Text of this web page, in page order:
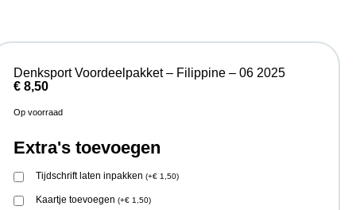
Denksport Voordeelpakket – Filippine – 06 2025
€8,50
Op voorraad
Extra's toevoegen
Tijdschrift laten inpakken (+€1,50)
Kaartje toevoegen (+€1,50)